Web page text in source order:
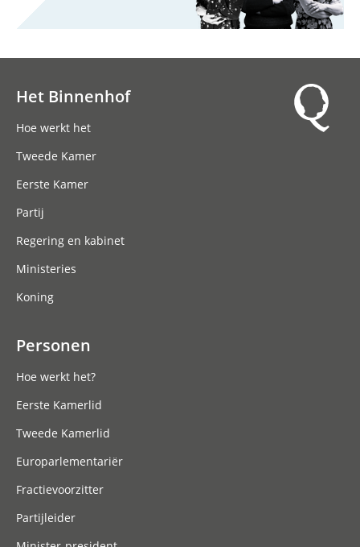
Het Binnenhof
Hoe werkt het
Tweede Kamer
Eerste Kamer
Partij
Regering en kabinet
Ministeries
Koning
Personen
Hoe werkt het?
Eerste Kamerlid
Tweede Kamerlid
Europarlementariër
Fractievoorzitter
Partijleider